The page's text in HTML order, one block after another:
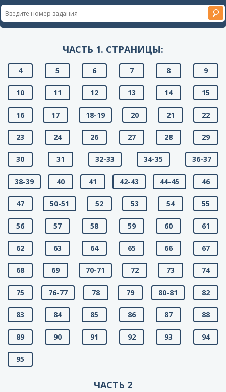
ЧАСТЬ 1. СТРАНИЦЫ:
4 5 6 7 8 9
10 11 12 13 14 15
16 17 18-19 20 21 22
23 24 26 27 28 29
30 31 32-33 34-35 36-37
38-39 40 41 42-43 44-45 46
47 50-51 52 53 54 55
56 57 58 59 60 61
62 63 64 65 66 67
68 69 70-71 72 73 74
75 76-77 78 79 80-81 82
83 84 85 86 87 88
89 90 91 92 93 94
95
ЧАСТЬ 2